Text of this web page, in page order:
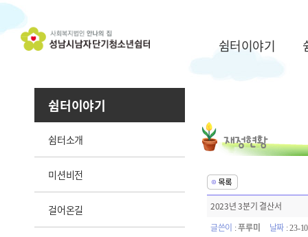
쉼터이야기
쉼터이야기
쉼터소개
미션비전
걸어온길
2023년 3분기 결산서
글쓴이 :푸루미 날짜 : 23-